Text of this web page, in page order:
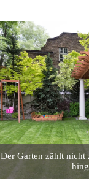
Der Garten zählt nicht